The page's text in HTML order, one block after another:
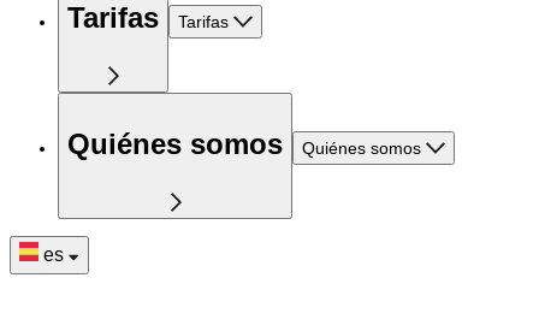
Tarifas Tarifas
Quiénes somos Quiénes somos
es